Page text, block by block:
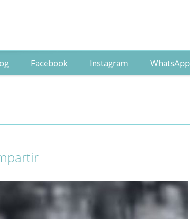
Facebook Instagram WhatsApp